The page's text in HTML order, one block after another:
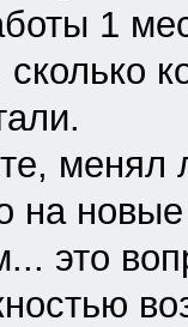
1
сколько
менял
на
это